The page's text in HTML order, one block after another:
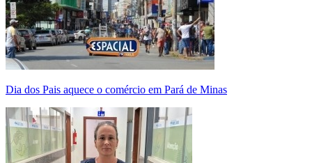
Dia dos Pais aquece o comércio em Pará de Minas